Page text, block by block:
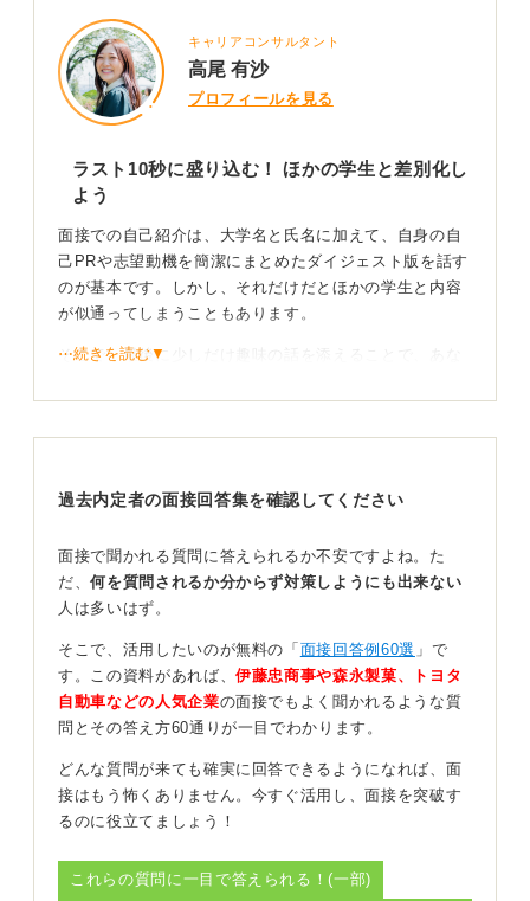
キャリアコンサルタント
高尾 有沙
プロフィールを見る
ラスト10秒に盛り込む！ ほかの学生と差別化し
よう
面接での自己紹介は、大学名と氏名に加えて、自身の自
己PRや志望動機を簡潔にまとめたダイジェスト版を話す
のが基本です。しかし、それだけだとほかの学生と内容
が似通ってしまうこともあります。
そこで、最後に少しだけ趣味の話を添えることで、あな
ょう。
ぐれるというメリットもあります。
伝え方が重要！ 行動力と学びを添えて好印象につな
げよう
大切なのは、趣味の内容そのものよりも、その伝え方で
たとえば「読書が趣味です」で終わらせず、「年間50冊
読了を目標とし、要約をSNSで発信しています」という
なたの主体性や探求心を示すことができます。自身の価
値観と結びつけて語れると、さらに良いでしょう。
⋯続きを読む▼
過去内定者の面接回答集を確認してください
面接で聞かれる質問に答えられるか不安ですよね。た
だ、何を質問されるか分からず対策しようにも出来ない
人は多いはず。
そこで、活用したいのが無料の「 面接回答例60選 」で
す。この資料があれば、伊藤忠商事や森永製菓、トヨタ
自動車などの人気企業の面接でもよく聞かれるような質
問とその答え方60通りが一目でわかります。
どんな質問が来ても確実に回答できるようになれば、面
接はもう怖くありません。今すぐ活用し、面接を突破す
るのに役立てましょう！
これらの質問に一目で答えられる！(一部)